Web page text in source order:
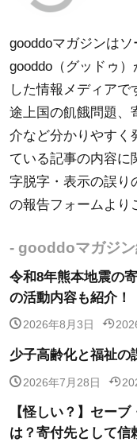
gooddoマガジンは
gooddo（グッドゥ
した情報メディア
途上国の飢餓問題、
介など分かりやすく
ている記事の内容に
字脱字・表示の誤り
の報告フォームより
- gooddoマガジ
令和8年熊本地震の
の活動内容も紹介！
2026年8月3日
少子高齢化と福祉の
2026年7月28日
【怪しい？】セー
は？寄付先として信